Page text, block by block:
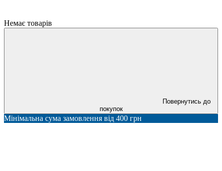
Немає товарів
Повернутись до
покупок
Мінімальна сума замовлення від 400 грн